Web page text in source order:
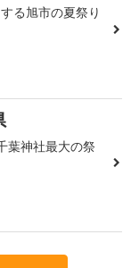
る旭市の夏祭り
葉神社最大の祭